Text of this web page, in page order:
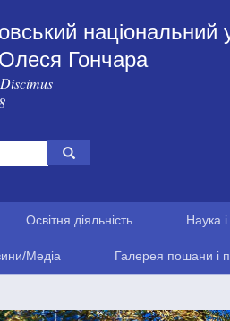
національний
Олеся Гончара
Освітня діяльність Наука
Медіа Галерея пошани і